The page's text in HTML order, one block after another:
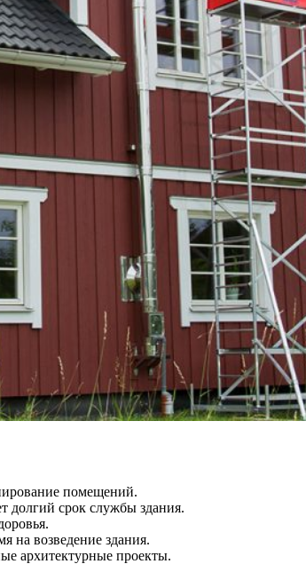
помещений.
долгий срок службы здания.
на возведение здания.
архитектурные проекты.